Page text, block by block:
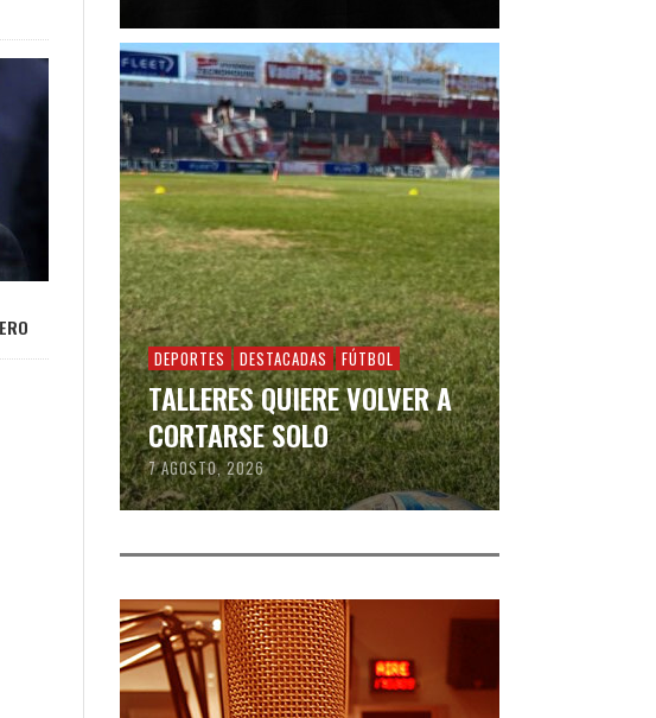
DEPORTES DESTACADAS FÚTBOL
TALLERES QUIERE VOLVER A
CORTARSE SOLO
7 AGOSTO, 2026